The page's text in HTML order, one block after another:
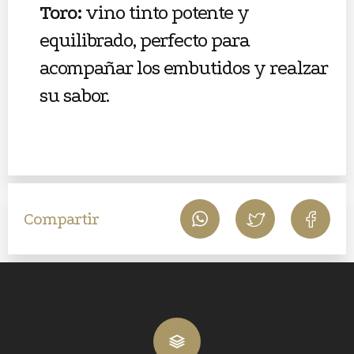
Toro: vino tinto potente y
equilibrado, perfecto para
acompañar los embutidos y realzar
su sabor.
Compartir